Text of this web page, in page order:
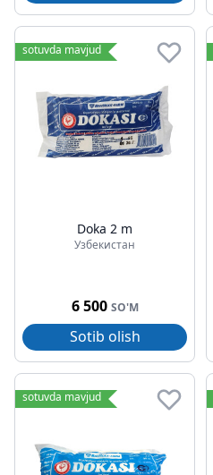
sotuvda mavjud
Doka 2 m
Узбекистан
6 500 SO'M
Sotib olish
sotuvda mavjud